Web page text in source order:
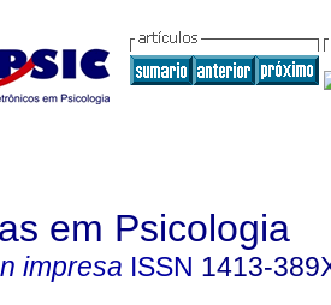
em Psicologia
impresa ISSN 1413-